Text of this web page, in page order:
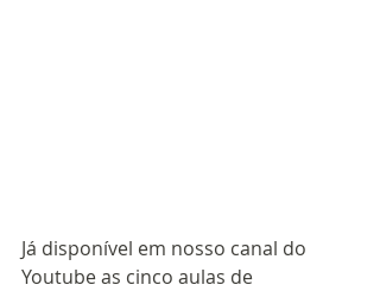
Já disponível em nosso canal do
Youtube as cinco aulas de